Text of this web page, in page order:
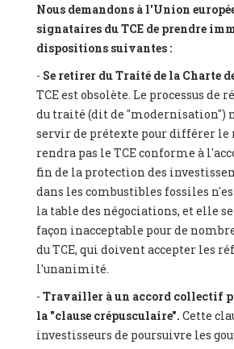
Nous demandons à l'Union
signataires du TCE de prendre
dispositions suivantes :
- Se retirer du Traité de la Charte
TCE est obsolète. Le processus de
du traité (dit de "modernisation")
servir de prétexte pour différer le
rendra pas le TCE conforme à
fin de la protection des
dans les combustibles fossiles
la table des négociations, et elle
façon inacceptable pour de
du TCE, qui doivent accepter les
l'unanimité.
- Travailler à un accord collectif
la "clause crépusculaire". Cette
investisseurs de poursuivre les